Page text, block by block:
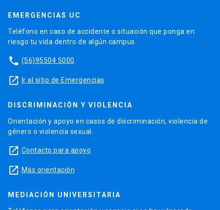
EMERGENCIAS UC
Teléfono en caso de accidente o situación que ponga en
riesgo tu vida dentro de algún campus.
phone (56)95504 5000
launch Ir al sitio de Emergencias
DISCRIMINACIÓN Y VIOLENCIA
Orientación y apoyo en casos de discriminación, violencia de
género o violencia sexual.
launch Contacto para apoyo
launch Más orientación
MEDIACIÓN UNIVERSITARIA